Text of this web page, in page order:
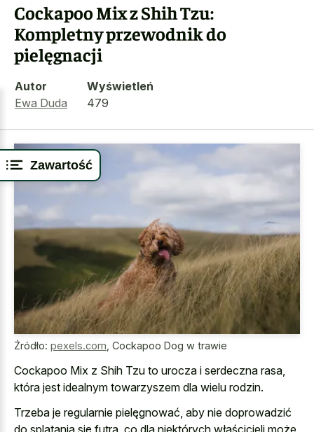
Zawartość
Cockapoo Mix z Shih Tzu:
Kompletny przewodnik do
pielęgnacji
Autor
Ewa Duda
Wyświetleń
479
Źródło: pexels.com Cockapoo Dog w trawie
Cockapoo Mix z Shih Tzu to urocza i serdeczna rasa,
która jest idealnym towarzyszem dla wielu rodzin.
Trzeba je regularnie pielęgnować, aby nie doprowadzić